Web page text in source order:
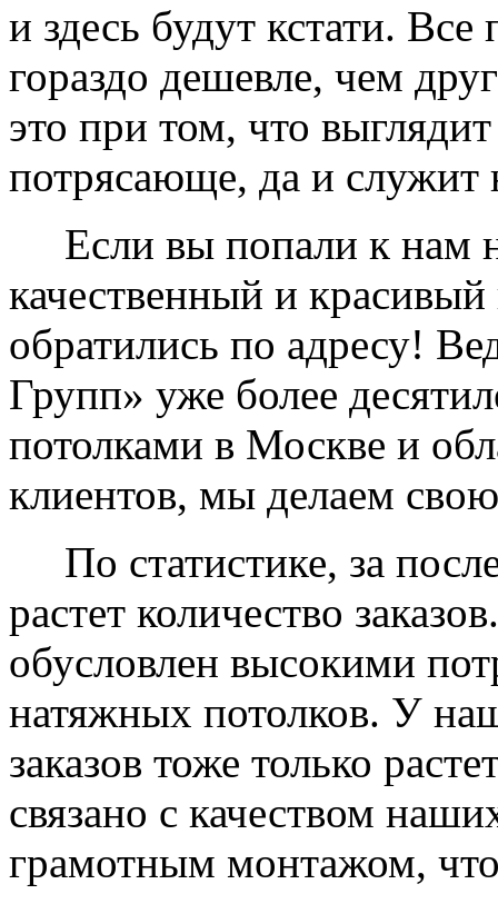
и здесь будут кстати.
гораздо дешевле, чем
это при том, что
потрясающе, да и служит
Если вы попали к нам
качественный и
обратились по адресу!
Групп» уже более
потолками в Москве и
клиентов, мы делаем
По статистике, за
растет количество
обусловлен высокими
натяжных потолков. У
заказов тоже только
связано с качеством
грамотным монтажом,